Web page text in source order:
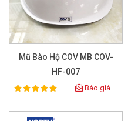
Mũ Bào Hộ COV MB COV-
HF-007
Rating:
100% Báo giá